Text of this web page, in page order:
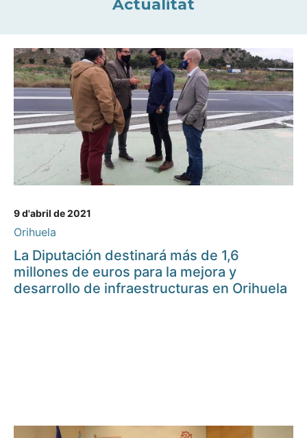
Actualitat
9 d'abril de 2021
Orihuela
La Diputación destinará más de 1,6
millones de euros para la mejora y
desarrollo de infraestructuras en Orihuela